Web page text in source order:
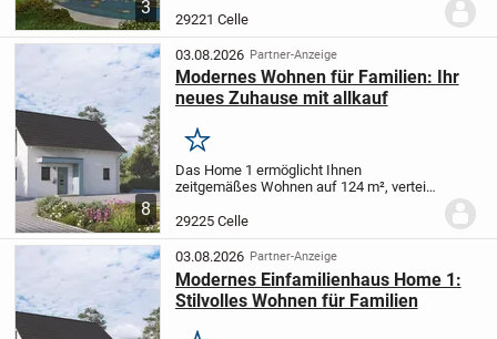
3
Raumaufteilung - alles bequem auf einer
Ebene. Besonders hervorzuheben sind
hierbei:- Ein...
29221 Celle
8
03.08.2026 Partner-Anzeige
Modernes Wohnen für Familien: Ihr
neues Zuhause mit allkauf
Merken
Das Home 1 ermöglicht Ihnen
zeitgemäßes Wohnen auf 124 m², verteilt
Zimmern - eine ideale Lösung für Familien
mit Kindern.Im Erdgeschoss erwartet Sie
eine offene...
29225 Celle
03.08.2026 Partner-Anzeige
Modernes Einfamilienhaus Home 1:
Stilvolles Wohnen für Familien